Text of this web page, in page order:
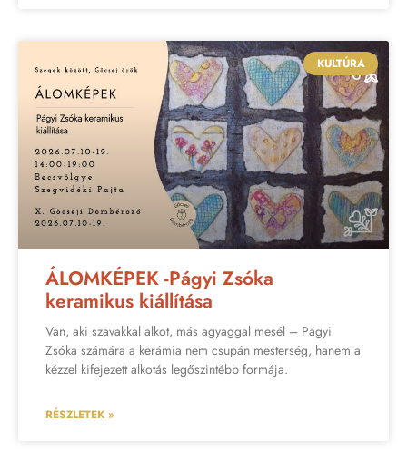
KULTÚRA
ÁLOMKÉPEK -Págyi Zsóka
keramikus kiállítása
Van, aki szavakkal alkot, más agyaggal mesél – Págyi
Zsóka számára a kerámia nem csupán mesterség, hanem a
kézzel kifejezett alkotás legőszintébb formája.
RÉSZLETEK »